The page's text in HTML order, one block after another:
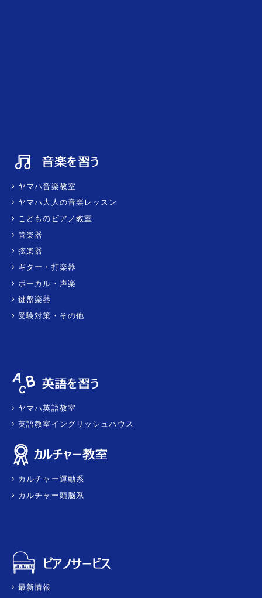
ヤマハ音楽教室
ヤマハ大人の音楽レッスン
こどものピアノ教室
管楽器
弦楽器
ギター・打楽器
ボーカル・声楽
鍵盤楽器
受験対策・その他
ヤマハ英語教室
英語教室イングリッシュハウス
カルチャー運動系
カルチャー頭脳系
最新情報